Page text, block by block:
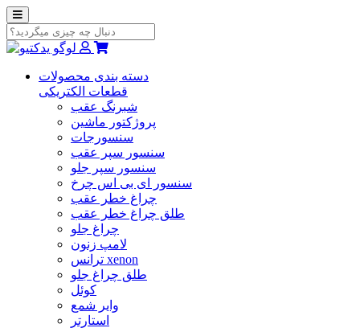
دسته بندی محصولات
قطعات الکتریکی
شبرنگ عقب
پروژکتور ماشین
سنسورجات
سنسور سپر عقب
سنسور سپر جلو
سنسور ای بی اس چرخ
چراغ خطر عقب
طلق چراغ خطر عقب
چراغ جلو
لامپ زنون
ترانس xenon
طلق چراغ جلو
کوئل
وایر شمع
استارتر